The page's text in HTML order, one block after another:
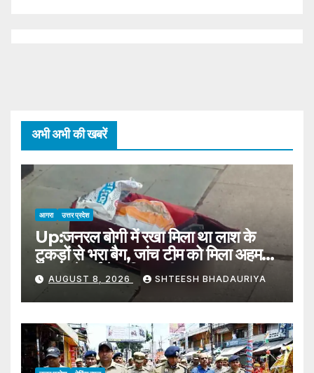
अभी अभी की खबरें
आगरा उत्तर प्रदेश
Up:जनरल बोगी में रखा मिला था लाश के
टुकड़ों से भरा बैग, जांच टीम को मिला अहम
सुराग; चेन्नई के परिवार की तलाश –
Chennai Family Suspected In
Case Of Bag Filled With Body
Parts Found In General Train
Coach
AUGUST 8, 2026 SHTEESH BHADAURIYA